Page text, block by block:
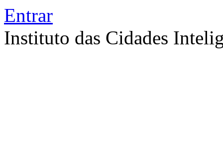
Entrar
Instituto das Cidades